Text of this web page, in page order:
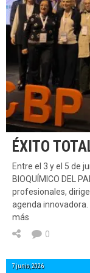
ÉXITO
Entre el 3 y el 5 de
BIOQUÍMICO DEL
profesionales,
agenda
más
0
7 junio, 2026